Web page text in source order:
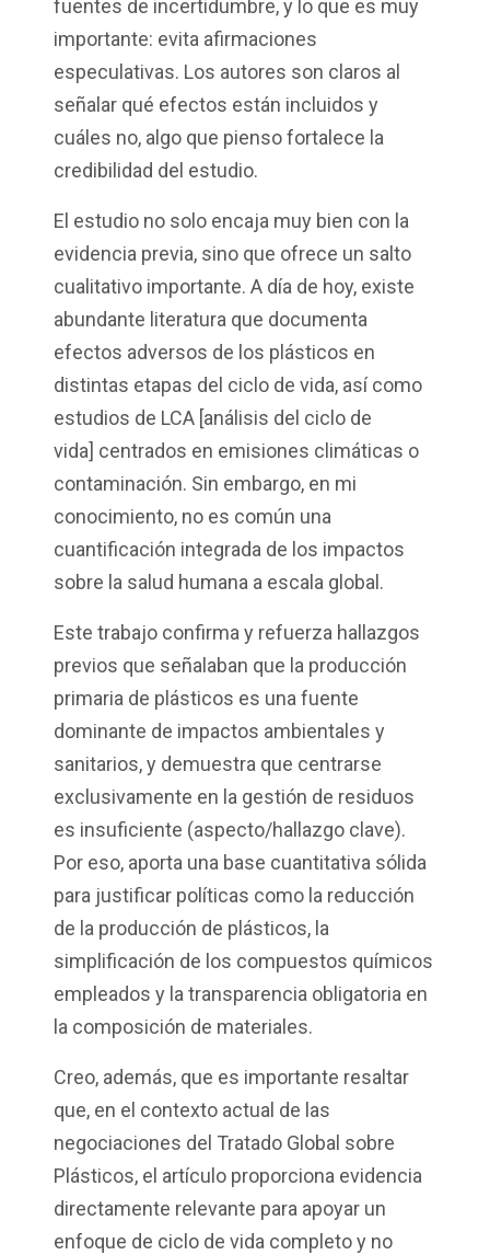
fuentes de incertidumbre, y lo que es muy
importante: evita afirmaciones
especulativas. Los autores son claros al
señalar qué efectos están incluidos y
cuáles no, algo que pienso fortalece la
credibilidad del estudio.
El estudio no solo encaja muy bien con la
evidencia previa, sino que ofrece un salto
cualitativo importante. A día de hoy, existe
abundante literatura que documenta
efectos adversos de los plásticos en
distintas etapas del ciclo de vida, así como
estudios de LCA [análisis del ciclo de
vida] centrados en emisiones climáticas o
contaminación. Sin embargo, en mi
conocimiento, no es común una
cuantificación integrada de los impactos
sobre la salud humana a escala global.
Este trabajo confirma y refuerza hallazgos
previos que señalaban que la producción
primaria de plásticos es una fuente
dominante de impactos ambientales y
sanitarios, y demuestra que centrarse
exclusivamente en la gestión de residuos
es insuficiente (aspecto/hallazgo clave).
Por eso, aporta una base cuantitativa sólida
para justificar políticas como la reducción
de la producción de plásticos, la
simplificación de los compuestos químicos
empleados y la transparencia obligatoria en
la composición de materiales.
Creo, además, que es importante resaltar
que, en el contexto actual de las
negociaciones del Tratado Global sobre
Plásticos, el artículo proporciona evidencia
directamente relevante para apoyar un
enfoque de ciclo de vida completo y no